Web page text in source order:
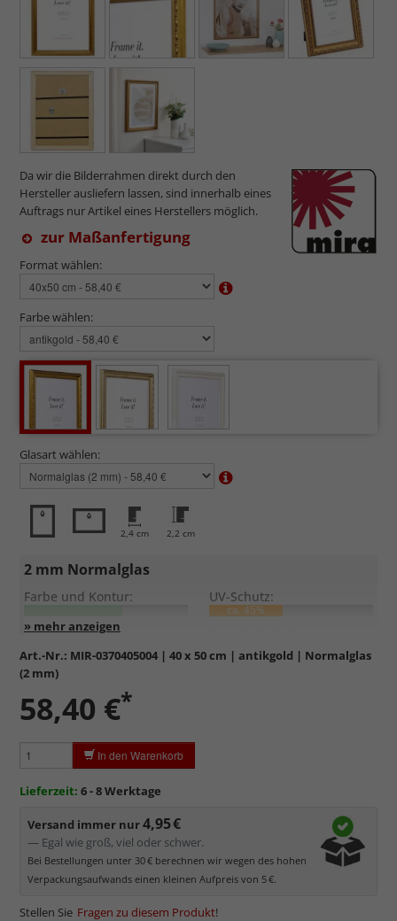
Da wir die Bilderrahmen direkt durch den
Hersteller ausliefern lassen, sind innerhalb eines
Auftrags nur Artikel eines Herstellers möglich.
zur Maßanfertigung
Format wählen:
Farbe wählen:
Glasart wählen:
2,4 cm 2,2 cm
2 mm Normalglas
Farbe und Kontur: UV-Schutz:
ca. 45%
Entspiegelung:
Standardglas
Formstabil, preiswert, witterungs- und hitzebeständig
sowiekratzfest.
Reflektierende Oberfläche
werden kann.
Schutz des Bildes.
Normalglas hat eine leichte Grünfärbung
, wodurch es im
Bereich der Weißtöne zu einem dezenten Grünschimmer
kommt. Für Bilder mit hellen Farben empfehlen wir Kunst- oder
Museumsglas.
Art.-Nr.: MIR-0370405004 | 40 x 50 cm | antikgold | Normalglas
(2 mm)
58,40 €*
In den Warenkorb
Lieferzeit: 6 - 8 Werktage
Versand immer nur4,95 €
— Egal wie groß, viel oder schwer.
Bei Bestellungen unter 30 € berechnen wir wegen des hohen
Verpackungsaufwands einen kleinen Aufpreis von 5 €.
Stellen Sie Fragen zu diesem Produkt!